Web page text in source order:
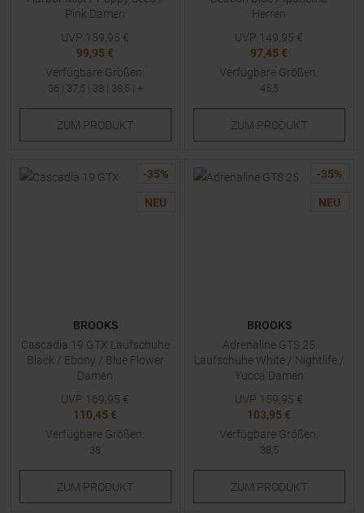
Pink Damen
UVP 159,95 €
99,95 €
Verfügbare Größen:
36 | 37,5 | 38 | 38,5 | +
ZUM PRODUKT
Herren
UVP 149,95 €
97,45 €
Verfügbare Größen:
45,5
ZUM PRODUKT
-35%
NEU
BROOKS
Cascadia 19 GTX Laufschuhe
Black / Ebony / Blue Flower
Damen
UVP 169,95 €
110,45 €
Verfügbare Größen:
38
ZUM PRODUKT
-35%
NEU
BROOKS
Adrenaline GTS 25
Laufschuhe White / Nightlife /
Yucca Damen
UVP 159,95 €
103,95 €
Verfügbare Größen:
38,5
ZUM PRODUKT